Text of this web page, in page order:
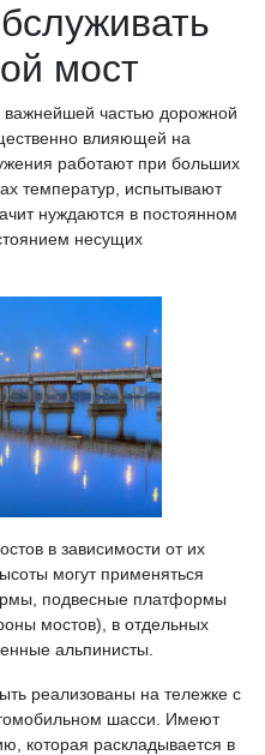
мост
частью дорожной
влияющей на
работают при больших
температур, испытывают
нуждаются в постоянном
несущих
в зависимости от их
могут применяться
подвесные платформы
мостов), в отдельных
альпинисты.
реализованы на тележке с
шасси. Имеют
которая раскладывается в